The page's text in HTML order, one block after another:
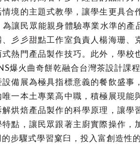
境的主題式教學，讓學生更具
讓民眾能親身體驗專業水準的
彡彡甜點工作室負責人楊海珊
熱門產品製作技巧。此外，學
爆火曲奇餅乾融合台灣茶設計課
備展為極具指標意義的餐飲盛
一本土專業高中職，積極展現
烘焙產品製作的科學原理，讓
點，讓民眾跟著主廚實際操作
步驟式學習窠臼，投入富創造性